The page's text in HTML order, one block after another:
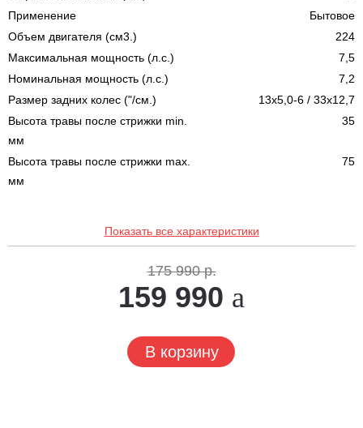
Применение
Бытовое
Объем двигателя (см3.)
224
Максимальная мощность (л.с.)
7,5
Номинальная мощность (л.с.)
7,2
Размер задних колес ("/см.)
13x5,0-6 / 33x12,7
Высота травы после стрижки min.
мм
35
Высота травы после стрижки max.
мм
75
Показать все характеристики
175 990 р.
159 990
В корзину